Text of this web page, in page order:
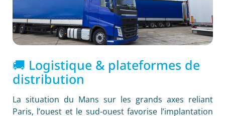
🚚 Logistique & plateformes de
distribution
La situation du Mans sur les grands axes reliant
Paris, l’ouest et le sud-ouest favorise l’implantation